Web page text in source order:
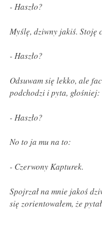
- Haszło?
Myślę, dziwny jakiś. Stoję
- Haszło?
Odsuwam się lekko, ale
podchodzi i pyta, głośniej:
- Haszło?
No to ja mu na to:
- Czerwony Kapturek.
Spojrzał na mnie jakoś
się zorientowałem, że